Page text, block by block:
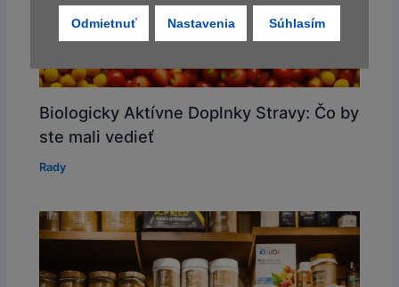
Odmietnuť Nastavenia Súhlasím
Biologicky Aktívne Doplnky Stravy: Čo by
ste mali vedieť
Rady